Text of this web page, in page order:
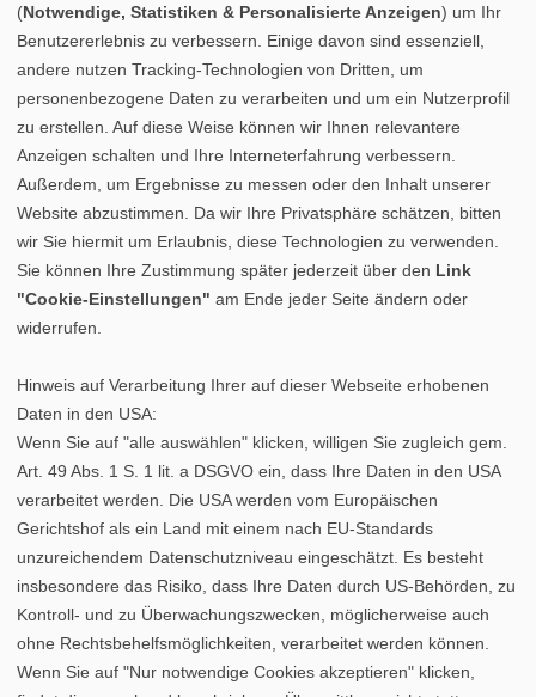
Datenschutz | Cookie-Einstellungen |
Impressum
(Notwendige, Statistiken & Personalisierte Anzeigen) um Ihr
Benutzererlebnis zu verbessern. Einige davon sind essenziell,
andere nutzen Tracking-Technologien von Dritten, um
personenbezogene Daten zu verarbeiten und um ein Nutzerprofil
zu erstellen. Auf diese Weise können wir Ihnen relevantere
Anzeigen schalten und Ihre Interneterfahrung verbessern.
Außerdem, um Ergebnisse zu messen oder den Inhalt unserer
Website abzustimmen. Da wir Ihre Privatsphäre schätzen, bitten
wir Sie hiermit um Erlaubnis, diese Technologien zu verwenden.
Sie können Ihre Zustimmung später jederzeit über den Link
"Cookie-Einstellungen" am Ende jeder Seite ändern oder
widerrufen.
Hinweis auf Verarbeitung Ihrer auf dieser Webseite erhobenen
Daten in den USA:
Wenn Sie auf "alle auswählen" klicken, willigen Sie zugleich gem.
Art. 49 Abs. 1 S. 1 lit. a DSGVO ein, dass Ihre Daten in den USA
verarbeitet werden. Die USA werden vom Europäischen
Gerichtshof als ein Land mit einem nach EU-Standards
unzureichendem Datenschutzniveau eingeschätzt. Es besteht
insbesondere das Risiko, dass Ihre Daten durch US-Behörden, zu
Kontroll- und zu Überwachungszwecken, möglicherweise auch
ohne Rechtsbehelfsmöglichkeiten, verarbeitet werden können.
Wenn Sie auf "Nur notwendige Cookies akzeptieren" klicken,